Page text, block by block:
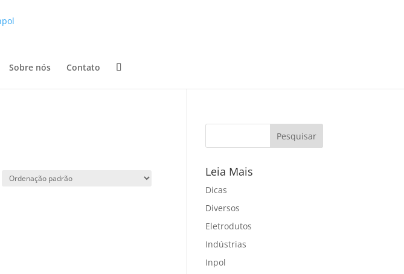
Sobre nós Contato
Leia Mais
Dicas
Diversos
Eletrodutos
Indústrias
Inpol